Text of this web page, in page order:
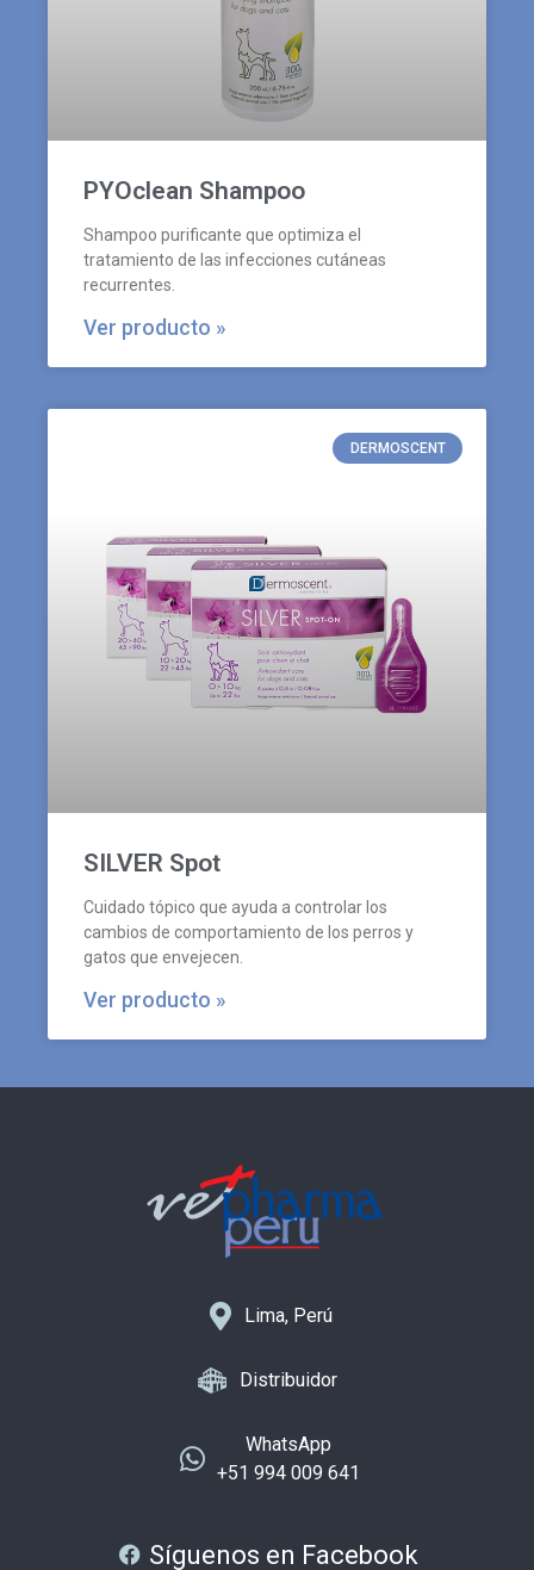
PYOclean Shampoo
Shampoo purificante que optimiza el
tratamiento de las infecciones cutáneas
recurrentes.
Ver producto »
DERMOSCENT
SILVER Spot
Cuidado tópico que ayuda a controlar los
cambios de comportamiento de los perros y
gatos que envejecen.
Ver producto »
Lima, Perú
Distribuidor
WhatsApp
+51 994 009 641
Síguenos en Facebook